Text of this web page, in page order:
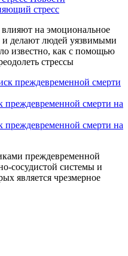
стресс
на эмоциональное
и делают людей уязвимыми
известно, как с помощью
стрессы
преждевременной смерти на
преждевременной смерти на
преждевременной
сосудистой системы и
является чрезмерное